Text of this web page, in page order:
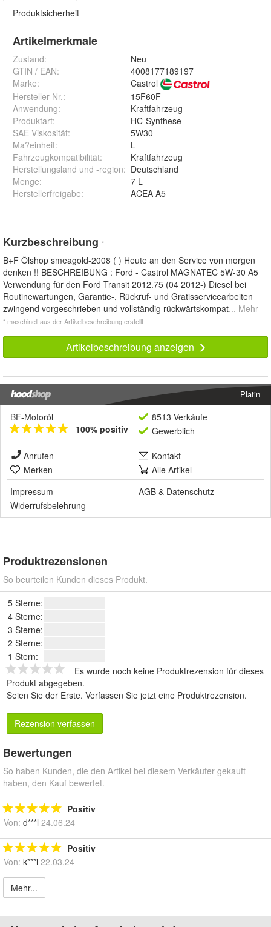
Produktsicherheit
Artikelmerkmale
Zustand:
Neu
GTIN / EAN:
4008177189197
Marke:
Castrol
Hersteller Nr.:
15F60F
Anwendung:
Kraftfahrzeug
Produktart:
HC-Synthese
SAE Viskosität:
5W30
Ma?einheit:
L
Fahrzeugkompatibilität:
Kraftfahrzeug
Herstellungsland und -region: Deutschland
Menge:
7 L
Herstellerfreigabe: ACEA A5
Kurzbeschreibung *
B+F Ölshop smeagold-2008 ( ) Heute an den Service von morgen
denken !! BESCHREIBUNG : Ford - Castrol MAGNATEC 5W-30 A5
Verwendung für den Ford Transit 2012.75 (04 2012-) Diesel bei
Routinewartungen, Garantie-, Rückruf- und Gratisservicearbeiten
zwingend vorgeschrieben und vollständig rückwärtskompat... Mehr
* maschinell aus der Artikelbeschreibung erstellt
Artikelbeschreibung anzeigen
Platin
BF-Motoröl
100% positiv
8513 Verkäufe
Gewerblich
Anrufen
Kontakt
Merken
Alle Artikel
Impressum
AGB & Datenschutz
Widerrufsbelehrung
Produktrezensionen
So beurteilen Kunden dieses Produkt.
5 Sterne:
4 Sterne:
3 Sterne:
2 Sterne:
1 Stern:
Es wurde noch keine Produktrezension für dieses
Produkt abgegeben.
Seien Sie der Erste. Verfassen Sie jetzt eine Produktrezension.
Rezension verfassen
Bewertungen
So haben Kunden, die den Artikel bei diesem Verkäufer gekauft
haben, den Kauf bewertet.
Positiv
Von: d***l 24.06.24
Positiv
Von: k***i 22.03.24
Mehr...